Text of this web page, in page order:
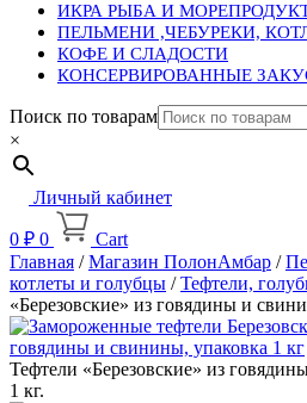
ИКРА РЫБА И
ПЕЛЬМЕНИ ,ЧЕБУРЕКИ,
КОФЕ И СЛАДОСТИ
КОНСЕРВИРОВАННЫЕ
Поиск по товарам
×
Личный кабинет
0 ₽ 0
Cart
Главная /Магазин ПолонАмбар /
котлеты и голубцы /Тефтели,
«Березовские» из говядины и
Тефтели «Березовские» из
1 кг.